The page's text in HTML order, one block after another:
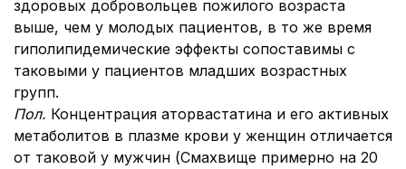
здоровых добровольцев пожилого возраста
выше, чем у молодых пациентов, в то же время
гиполипидемические эффекты сопоставимы с
таковыми у пациентов младших возрастных
групп.
Пол. Концентрация аторвастатина и его активных
метаболитов в плазме крови у женщин отличается
от таковой у мужчин (Смахвище примерно на 20